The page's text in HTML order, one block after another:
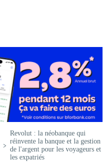
Revolut : la néobanque qui
réinvente la banque et la gestion
de l'argent pour les voyageurs et
les expatriés